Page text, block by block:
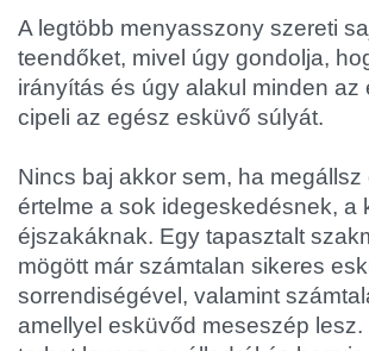
A legtöbb menyasszony szereti
teendőket, mivel úgy gondolja,
irányítás és úgy alakul minden
cipeli az egész esküvő súlyát.
Nincs baj akkor sem, ha
értelme a sok idegeskedésnek, a
éjszakáknak. Egy tapasztalt
mögött már számtalan sikeres
sorrendiségével, valamint
amellyel esküvőd meseszép